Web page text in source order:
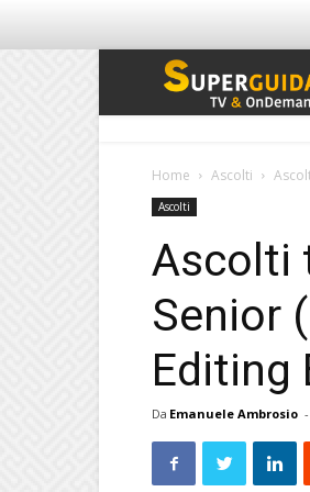
Home Ascolti
Ascolti
Ascolti
Senior
Editing
Da Emanuele Ambrosio -